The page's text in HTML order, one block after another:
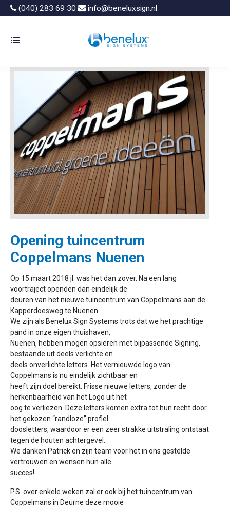
(040) 283 69 30 info@beneluxsign.nl
Opening tuincentrum
Coppelmans Nuenen
Op 15 maart 2018 jl. was het dan zover. Na een lang
voortraject openden dan eindelijk de
deuren van het nieuwe tuincentrum van Coppelmans aan de
Kapperdoesweg te Nuenen.
We zijn als Benelux Sign Systems trots dat we het prachtige
pand in onze eigen thuishaven,
Nuenen, hebben mogen opsieren met bijpassende Signing,
bestaande uit deels verlichte en
deels onverlichte letters. Het vernieuwde logo van
Coppelmans is nu eindelijk zichtbaar en
heeft zijn doel bereikt. Frisse nieuwe letters, zonder de
herkenbaarheid van het Logo uit het
oog te verliezen. Deze letters komen extra tot hun recht door
het gekozen “randloze” profiel
doosletters, waardoor er een zeer strakke uitstraling ontstaat
tegen de houten achtergevel.
We danken Patrick en zijn team voor het in ons gestelde
vertrouwen en wensen hun alle
succes!
P.S. over enkele weken zal er ook bij het tuincentrum van
Coppelmans in Deurne deze mooie